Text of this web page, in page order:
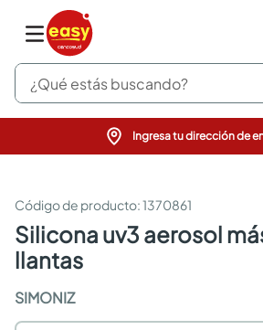
¿Qué estás buscando?
Ingresa tu dirección de
:1370861
silicona uv3 aerosol más renovador
llantas
SIMONIZ
pinturas
sanitarios
comedor
escritorio
comedores
armarios closet